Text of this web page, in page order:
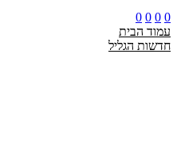
0
0
0
0
עמוד הבית
חדשות הגליל